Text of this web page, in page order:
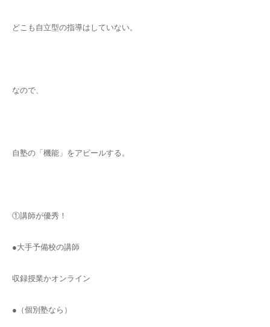
どこも自立型の指導はしていない。
なので、
自塾の「機能」をアピールする。
①講師が優秀！
●大手予備校の講師
収録授業かオンライン
●（個別塾なら）